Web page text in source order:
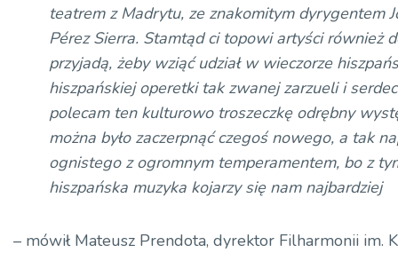
teatrem z Madrytu, ze znakomitym dyrygentem
Pérez Sierra. Stamtąd ci topowi artyści również
przyjadą, żeby wziąć udział w wieczorze
hiszpańskiej operetki tak zwanej zarzueli i
polecam ten kulturowo troszeczkę odrębny
można było zaczerpnąć czegoś nowego, a tak
ognistego z ogromnym temperamentem, bo z
hiszpańska muzyka kojarzy się nam najbardziej
– mówił Mateusz Prendota, dyrektor Filharmonii im.